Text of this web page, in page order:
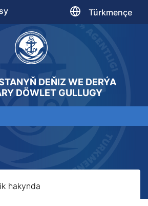
Türkmençe
DEŇIZ WE DERÝA
DÖWLET GULLUGY
hakynda